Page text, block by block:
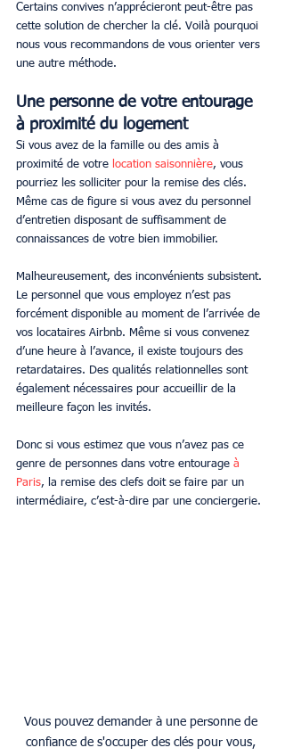
Certains convives n’apprécieront peut-être pas
cette solution de chercher la clé. Voilà pourquoi
nous vous recommandons de vous orienter vers
une autre méthode.
Une personne de votre entourage
à proximité du logement
Si vous avez de la famille ou des amis à
proximité de votre location saisonnière, vous
pourriez les solliciter pour la remise des clés.
Même cas de figure si vous avez du personnel
d’entretien disposant de suffisamment de
connaissances de votre bien immobilier.
Malheureusement, des inconvénients subsistent.
Le personnel que vous employez n’est pas
forcément disponible au moment de l’arrivée de
vos locataires Airbnb. Même si vous convenez
d’une heure à l’avance, il existe toujours des
retardataires. Des qualités relationnelles sont
également nécessaires pour accueillir de la
meilleure façon les invités.
Donc si vous estimez que vous n’avez pas ce
genre de personnes dans votre entourage à
Paris, la remise des clefs doit se faire par un
intermédiaire, c’est-à-dire par une conciergerie.
Vous pouvez demander à une personne de
confiance de s'occuper des clés pour vous,